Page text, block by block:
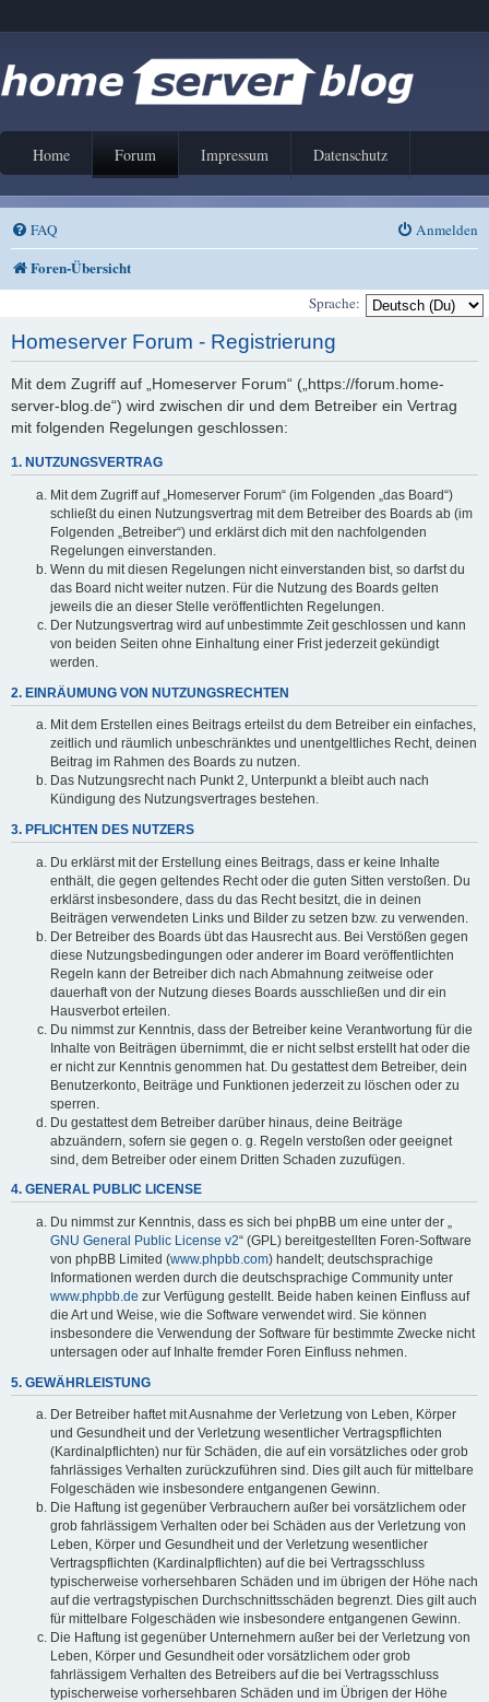
Home Forum Impressum Datenschutz
FAQ Anmelden
Foren-Übersicht
Sprache:
Homeserver Forum - Registrierung
Mit dem Zugriff auf „Homeserver Forum“ („https://forum.home-
server-blog.de“) wird zwischen dir und dem Betreiber ein Vertrag
mit folgenden Regelungen geschlossen:
1. NUTZUNGSVERTRAG
Mit dem Zugriff auf „Homeserver Forum“ (im Folgenden „das Board“)
schließt du einen Nutzungsvertrag mit dem Betreiber des Boards ab (im
Folgenden „Betreiber“) und erklärst dich mit den nachfolgenden
Regelungen einverstanden.
Wenn du mit diesen Regelungen nicht einverstanden bist, so darfst du
das Board nicht weiter nutzen. Für die Nutzung des Boards gelten
jeweils die an dieser Stelle veröffentlichten Regelungen.
Der Nutzungsvertrag wird auf unbestimmte Zeit geschlossen und kann
von beiden Seiten ohne Einhaltung einer Frist jederzeit gekündigt
werden.
2. EINRÄUMUNG VON NUTZUNGSRECHTEN
Mit dem Erstellen eines Beitrags erteilst du dem Betreiber ein einfaches,
zeitlich und räumlich unbeschränktes und unentgeltliches Recht, deinen
Beitrag im Rahmen des Boards zu nutzen.
Das Nutzungsrecht nach Punkt 2, Unterpunkt a bleibt auch nach
Kündigung des Nutzungsvertrages bestehen.
3. PFLICHTEN DES NUTZERS
Du erklärst mit der Erstellung eines Beitrags, dass er keine Inhalte
enthält, die gegen geltendes Recht oder die guten Sitten verstoßen. Du
erklärst insbesondere, dass du das Recht besitzt, die in deinen
Beiträgen verwendeten Links und Bilder zu setzen bzw. zu verwenden.
Der Betreiber des Boards übt das Hausrecht aus. Bei Verstößen gegen
diese Nutzungsbedingungen oder anderer im Board veröffentlichten
Regeln kann der Betreiber dich nach Abmahnung zeitweise oder
dauerhaft von der Nutzung dieses Boards ausschließen und dir ein
Hausverbot erteilen.
Du nimmst zur Kenntnis, dass der Betreiber keine Verantwortung für die
Inhalte von Beiträgen übernimmt, die er nicht selbst erstellt hat oder die
er nicht zur Kenntnis genommen hat. Du gestattest dem Betreiber, dein
Benutzerkonto, Beiträge und Funktionen jederzeit zu löschen oder zu
sperren.
Du gestattest dem Betreiber darüber hinaus, deine Beiträge
abzuändern, sofern sie gegen o. g. Regeln verstoßen oder geeignet
sind, dem Betreiber oder einem Dritten Schaden zuzufügen.
4. GENERAL PUBLIC LICENSE
Du nimmst zur Kenntnis, dass es sich bei phpBB um eine unter der „
GNU General Public License v2“ (GPL) bereitgestellten Foren-Software
von phpBB Limited (www.phpbb.com) handelt; deutschsprachige
Informationen werden durch die deutschsprachige Community unter
www.phpbb.de zur Verfügung gestellt. Beide haben keinen Einfluss auf
die Art und Weise, wie die Software verwendet wird. Sie können
insbesondere die Verwendung der Software für bestimmte Zwecke nicht
untersagen oder auf Inhalte fremder Foren Einfluss nehmen.
5. GEWÄHRLEISTUNG
Der Betreiber haftet mit Ausnahme der Verletzung von Leben, Körper
und Gesundheit und der Verletzung wesentlicher Vertragspflichten
(Kardinalpflichten) nur für Schäden, die auf ein vorsätzliches oder grob
fahrlässiges Verhalten zurückzuführen sind. Dies gilt auch für mittelbare
Folgeschäden wie insbesondere entgangenen Gewinn.
Die Haftung ist gegenüber Verbrauchern außer bei vorsätzlichem oder
grob fahrlässigem Verhalten oder bei Schäden aus der Verletzung von
Leben, Körper und Gesundheit und der Verletzung wesentlicher
Vertragspflichten (Kardinalpflichten) auf die bei Vertragsschluss
typischerweise vorhersehbaren Schäden und im übrigen der Höhe nach
auf die vertragstypischen Durchschnittsschäden begrenzt. Dies gilt auch
für mittelbare Folgeschäden wie insbesondere entgangenen Gewinn.
Die Haftung ist gegenüber Unternehmern außer bei der Verletzung von
Leben, Körper und Gesundheit oder vorsätzlichem oder grob
fahrlässigem Verhalten des Betreibers auf die bei Vertragsschluss
typischerweise vorhersehbaren Schäden und im Übrigen der Höhe